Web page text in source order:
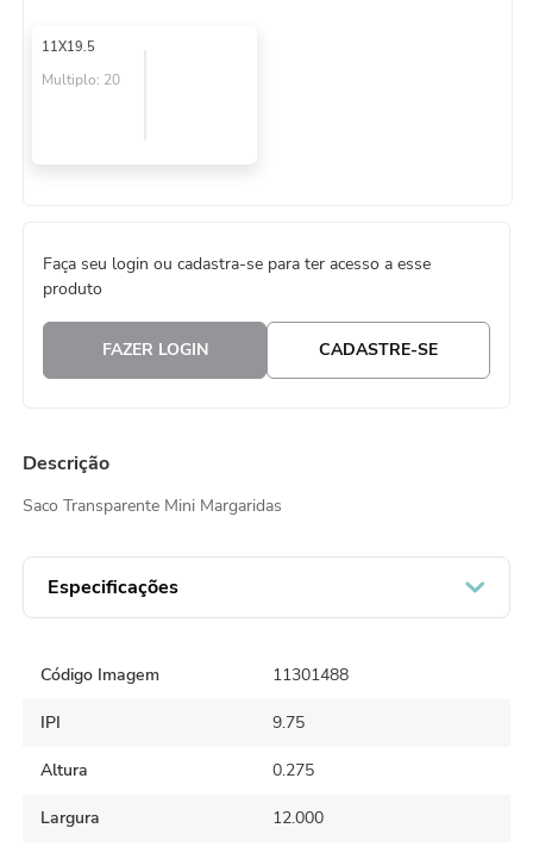
11X19.5
Multiplo: 20
Faça seu login ou cadastra-se para ter acesso a esse
produto
FAZER LOGIN CADASTRE-SE
Descrição
Saco Transparente Mini Margaridas
Especificações
Código Imagem 11301488
IPI 9.75
Altura 0.275
Largura 12.000